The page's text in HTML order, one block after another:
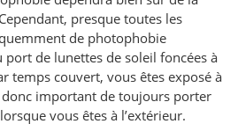
presque toutes les
de photophobie
de lunettes de soleil foncées à
temps couvert, vous êtes exposé à
donc important de toujours porter
vous êtes à l’extérieur.